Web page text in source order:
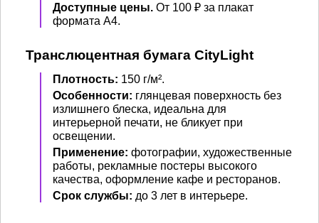
Доступные цены. От 100 ₽ за плакат
формата А4.
Транслюцентная бумага CityLight
Плотность: 150 г/м².
Особенности: глянцевая поверхность без
излишнего блеска, идеальна для
интерьерной печати, не бликует при
освещении.
Применение: фотографии, художественные
работы, рекламные постеры высокого
качества, оформление кафе и ресторанов.
Срок службы: до 3 лет в интерьере.